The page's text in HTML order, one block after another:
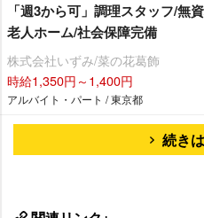
「週3から可」調理スタッフ/無
老人ホーム/社会保障完備
株式会社いずみ/菜の花葛飾
時給1,350円～1,400円
アルバイト・パート / 東京都
続き